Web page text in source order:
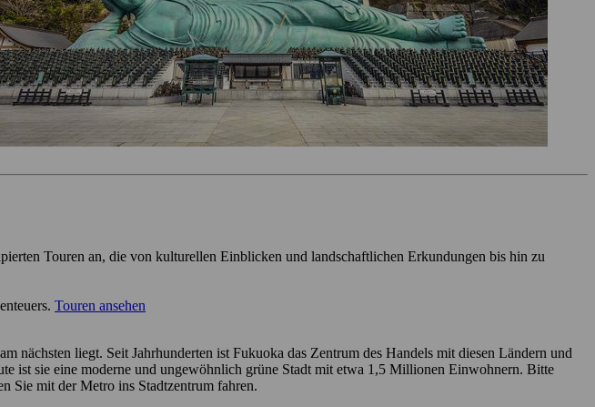
Touren an, die von kulturellen Einblicken und landschaftlichen Erkundungen bis hin zu
Touren ansehen
nächsten liegt. Seit Jahrhunderten ist Fukuoka das Zentrum des Handels mit diesen Ländern und
ist sie eine moderne und ungewöhnlich grüne Stadt mit etwa 1,5 Millionen Einwohnern. Bitte
Sie mit der Metro ins Stadtzentrum fahren.